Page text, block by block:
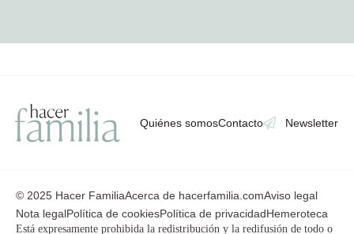
Quiénes somosContacto Newsletter
© 2025 Hacer FamiliaAcerca de hacerfamilia.comAviso legal
Nota legalPolítica de cookiesPolítica de privacidadHemeroteca
Está expresamente prohibida la redistribución y la redifusión de todo o